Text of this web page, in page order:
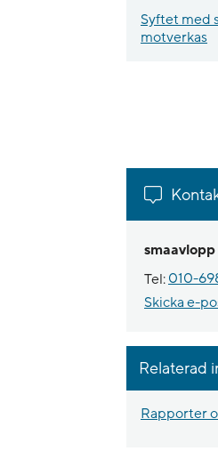
Syftet med
motverkas
smaavlopp
Tel: 010-
Skicka e-
Relaterad
Rapporter